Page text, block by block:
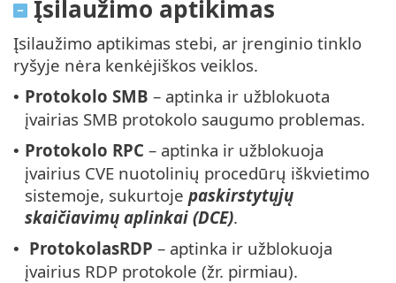
Įsilaužimo aptikimas
Įsilaužimo aptikimas stebi, ar įrenginio tinklo
ryšyje nėra kenkėjiškos veiklos.
• Protokolo SMB – aptinka ir užblokuota
įvairias SMB protokolo saugumo problemas.
• Protokolo RPC – aptinka ir užblokuoja
įvairius CVE nuotolinių procedūrų iškvietimo
sistemoje, sukurtoje paskirstytųjų
skaičiavimų aplinkai (DCE).
• ProtokolasRDP – aptinka ir užblokuoja
įvairius RDP protokole (žr. pirmiau).